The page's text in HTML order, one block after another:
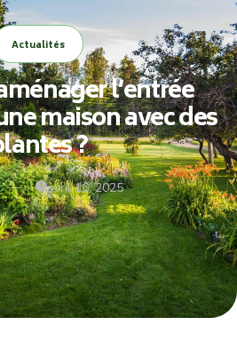
Actualités
l’entrée
maison avec des
?
avril 16, 2025